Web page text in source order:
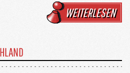
WEITERLESEN